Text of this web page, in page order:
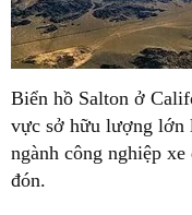
Biển hồ Salton ở
vực sở hữu lượng lớn
ngành công nghiệp
đón.